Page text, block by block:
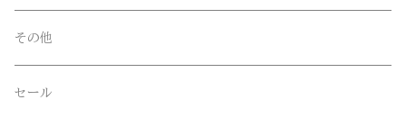
Four Seasons Garage(FSG)
freewaters(フリーウォータース)
その他
セール